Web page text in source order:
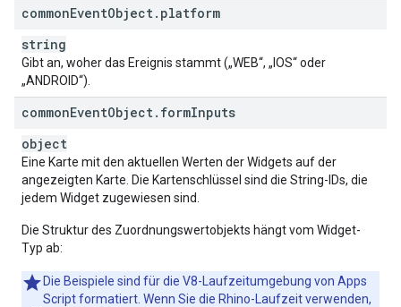
commonEventObject. platform
string
Gibt an, woher das Ereignis stammt („WEB“, „IOS“ oder
„ANDROID“).
commonEventObject. formInputs
object
Eine Karte mit den aktuellen Werten der Widgets auf der
angezeigten Karte. Die Kartenschlüssel sind die String-IDs, die
jedem Widget zugewiesen sind.
Die Struktur des Zuordnungswertobjekts hängt vom Widget-
Typ ab:
Die Beispiele sind für die V8-Laufzeitumgebung von Apps
Script formatiert. Wenn Sie die Rhino-Laufzeit verwenden,